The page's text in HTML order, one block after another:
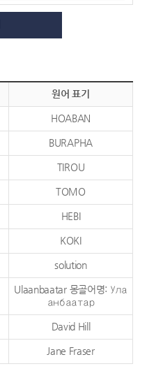
원어 표기
HOABAN
BURAPHA
TIROU
TOMO
HEBI
KOKI
solution
Ulaanbaatar 몽골어명: Ула
анбаатар
David Hill
Jane Fraser